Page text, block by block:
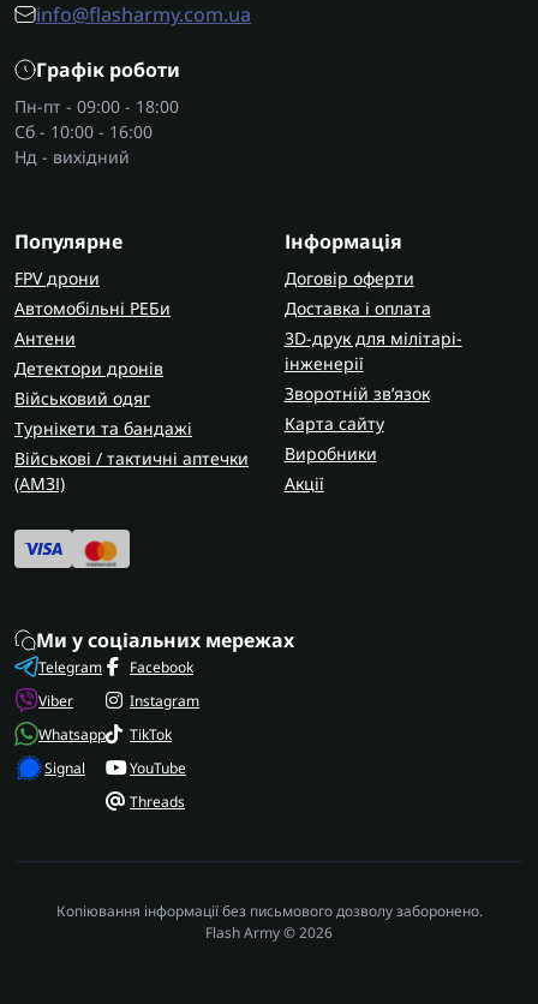
info@flasharmy.com.ua
Графік роботи
Пн-пт - 09:00 - 18:00
Сб - 10:00 - 16:00
Нд - вихідний
Популярне
FPV дрони
Автомобільні РЕБи
Антени
Детектори дронів
Військовий одяг
Турнікети та бандажі
Військові / тактичні аптечки
(AMЗІ)
Інформація
Договір оферти
Доставка і оплата
3D-друк для мілітарі-
інженерії
Зворотній зв’язок
Карта сайту
Виробники
Акції
Ми у соціальних мережах
Telegram
Viber
Whatsapp
Signal
Facebook
Instagram
TikTok
YouTube
Threads
Копіювання інформації без письмового дозволу заборонено.
Flash Army © 2026